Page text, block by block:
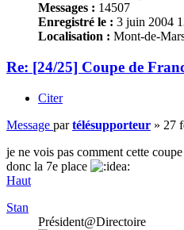
Messages : 14507
Enregistré le : 3 juin 2004
Localisation : Mont-de-
Re: [24/25] Coupe de
Citer
Message partélésupporteur » 27
je ne vois pas comment cette
donc la 7e place
Haut
Stan
Président@Directoire